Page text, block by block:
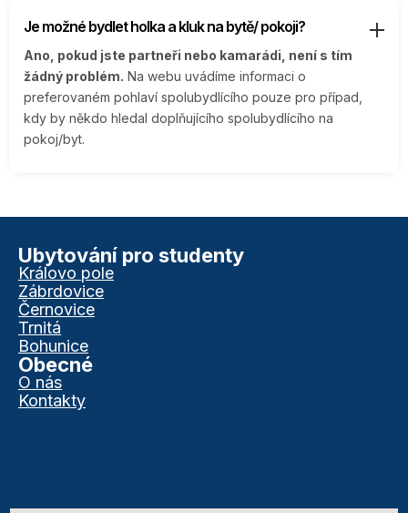
Je možné bydlet holka a kluk na bytě/ pokoji?
Ano, pokud jste partneři nebo kamarádi, není s tím
žádný problém. Na webu uvádíme informaci o
preferovaném pohlaví spolubydlícího pouze pro případ,
kdy by někdo hledal doplňujícího spolubydlícího na
pokoj/byt.
Ubytování pro studenty
Královo pole
Zábrdovice
Černovice
Trnitá
Bohunice
Obecné
O nás
Kontakty